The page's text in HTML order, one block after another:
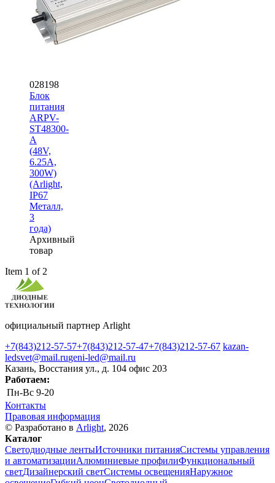
028198
Блок
питания
ARPV-
ST48300-
A
(48V,
6.25A,
300W)
(Arlight,
IP67
Металл,
3
года)
Архивный
товар
Item 1 of 2
официальный партнер Arlight
+7(843)212-57-57+7(843)212-57-47+7(843)212-57-67 kazan-
ledsvet@mail.rugeni-led@mail.ru
Казань, Восстания ул., д. 104 офис 203
Работаем:
Пн-Вс 9-20
Контакты
Правовая информация
© Разработано в Arlight, 2026
Каталог
Светодиодные лентыИсточники питанияСистемы управления
и автоматизацииАлюминиевые профилиФункциональный
светДизайнерский светСистемы освещенияНаружное